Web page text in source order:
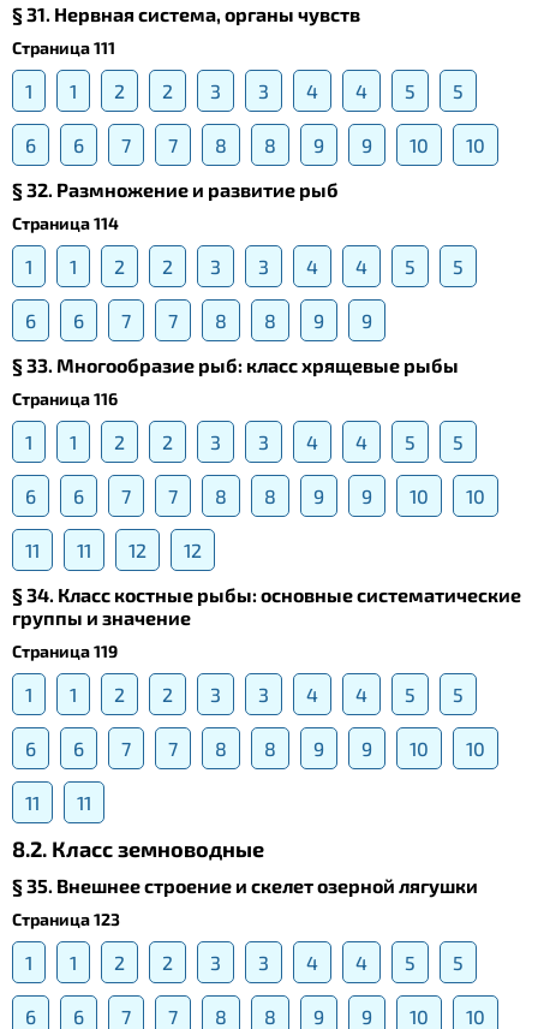
§ 31. Нервная система, органы чувств
Страница 111
1 1 2 2 3 3 4 4 5 5
6 6 7 7 8 8 9 9 10
10
§ 32. Размножение и развитие рыб
Страница 114
1 1 2 2 3 3 4 4 5 5
6 6 7 7 8 8 9
9
§ 33. Многообразие рыб: класс хрящевые рыбы
Страница 116
1 1 2 2 3 3 4 4 5 5
6 6 7 7 8 8 9 9 10 10
11 11 12
12
§ 34. Класс костные рыбы: основные систематические
группы и значение
Страница 119
1 1 2 2 3 3 4 4 5 5
6 6 7 7 8 8 9 9 10 10
11 11
8.2. Класс земноводные
§ 35. Внешнее строение и скелет озерной лягушки
Страница 123
1 1 2 2 3 3 4 4 5 5
6 6 7 7 8 8 9 9 10 10